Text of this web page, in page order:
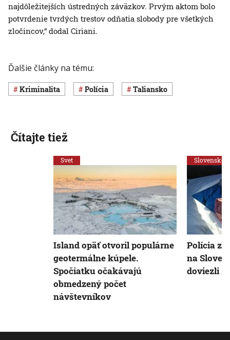
najdôležitejších ústredných záväzkov. Prvým aktom bolo
potvrdenie tvrdých trestov odňatia slobody pre všetkých
zločincov,“ dodal Ciriani.
Ďalšie články na tému:
Kriminalita polícia Taliansko
Čítajte tiež
Svet
Island opäť otvoril populárne
geotermálne kúpele.
Spočiatku očakávajú
obmedzený počet
návštevníkov
Slovensko
Polícia
na
doviezli z